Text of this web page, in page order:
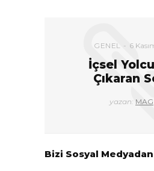
GENEL 6
İçsel
Çıkaran
yazan: MAG
Bizi Sosyal